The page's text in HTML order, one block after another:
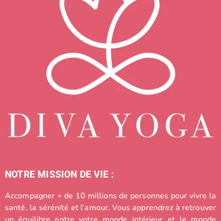
NOTRE MISSION DE VIE :
Accompagner + de 10 millions de personnes pour vivre la
santé, la sérénité et l’amour. Vous apprendrez à retrouver